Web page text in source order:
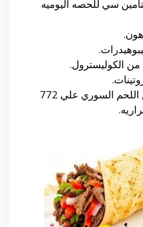
فيتامين سي للحصه اليوميه
يحتوي ساندوتش اللحم السوري علي 772